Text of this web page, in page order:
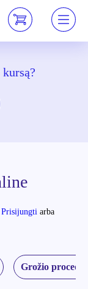
Prisijungti arba
Grožio